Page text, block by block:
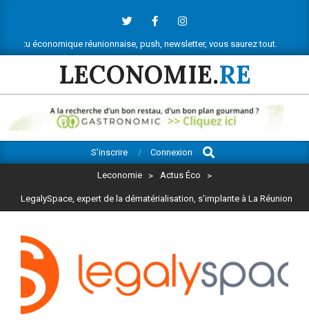
contentréunionnaise, push, newsletter, vous saurez tout. Ne manquez
LECONOMIE.RE
Navigation
S’inscrire Connexion
Search
Leconomie > Actus Éco >
LegalySpace, expert de la dématérialisation, s’implante à La Réunion